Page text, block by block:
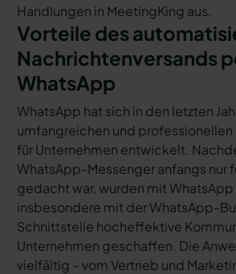
Handlungen in MeetingKing aus.
Vorteile des
Nachrichtenversands
WhatsApp
WhatsApp hat sich in den letzten
umfangreichen und
für Unternehmen entwickelt.
WhatsApp-Messenger anfangs nur
gedacht war, wurden mit WhatsApp
insbesondere mit der WhatsApp-
Schnittstelle hocheffektive
Unternehmen geschaffen. Die
vielfältig – vom Vertrieb und